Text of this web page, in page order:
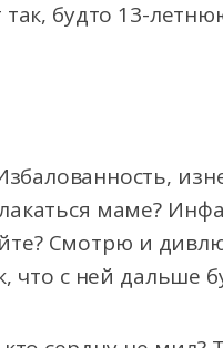
будто 13-
маме?
Смотрю и
что с ней дальше